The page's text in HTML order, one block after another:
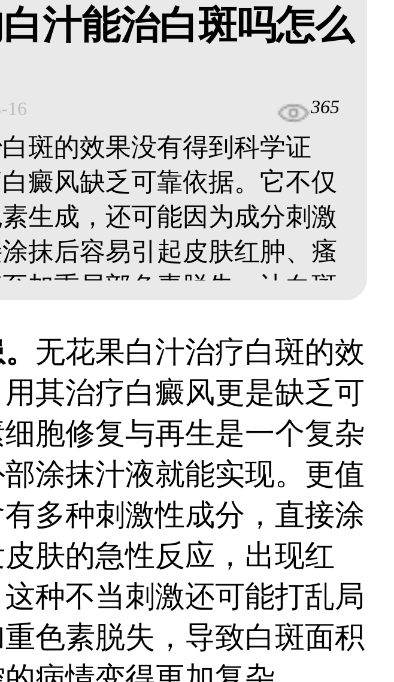
汁能治白斑吗怎么
16 365
斑的效果没有得到科学证
癜风缺乏可靠依据。它不仅
生成，还可能因为成分刺激
抹后容易引起皮肤红肿、瘙
加重局部色素脱失，让白斑
疗时机。想要安全有效恢复
正规医院检查，在医生指导
的方案，通过规范用药、科
合治疗，真正稳定病情、促
无花果白汁治疗白斑的效
其治疗白癜风更是缺乏可
胞修复与再生是一个复杂
涂抹汁液就能实现。更值
多种刺激性成分，直接涂
肤的急性反应，出现红
种不当刺激还可能打乱局
色素脱失，导致白斑面积